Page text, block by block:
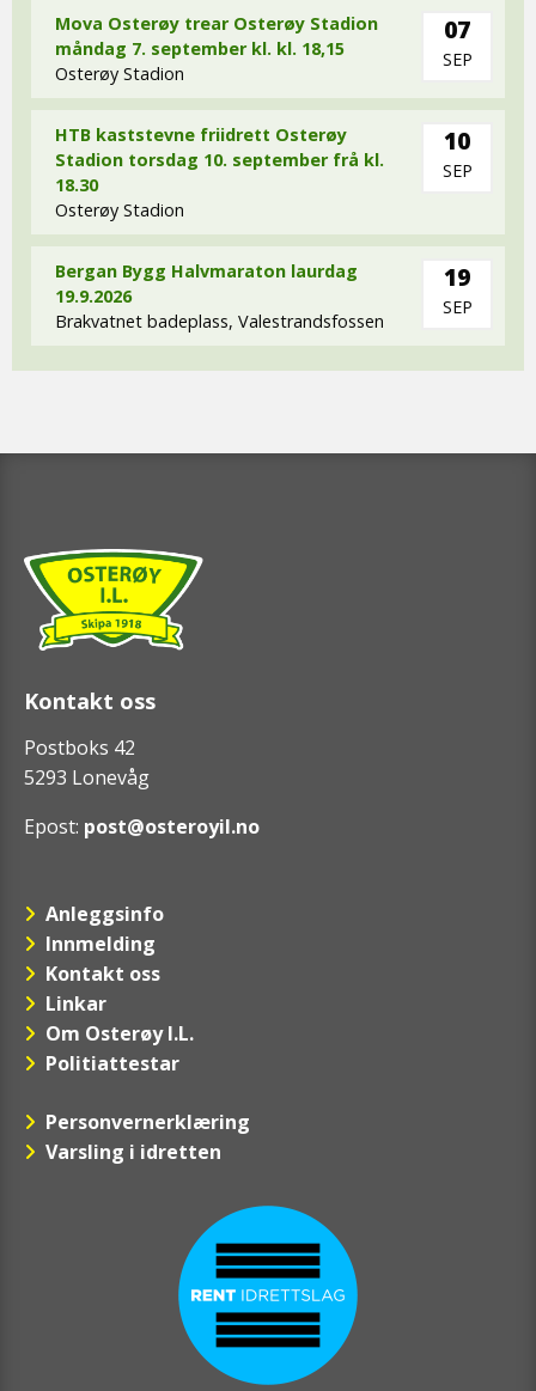
Mova Osterøy trear Osterøy Stadion
måndag 7. september kl. kl. 18,15
Osterøy Stadion
07
SEP
HTB kaststevne friidrett Osterøy
Stadion torsdag 10. september frå kl.
18.30
Osterøy Stadion
10
SEP
Bergan Bygg Halvmaraton laurdag
19.9.2026
Brakvatnet badeplass, Valestrandsfossen
19
SEP
Kontakt oss
Postboks 42
5293 Lonevåg
Epost: post@osteroyil.no
Anleggsinfo
Innmelding
Kontakt oss
Linkar
Om Osterøy I.L.
Politiattestar
Personvernerklæring
Varsling i idretten